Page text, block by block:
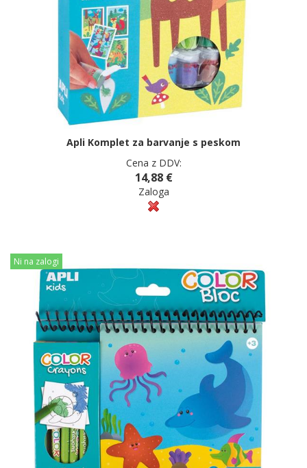
Apli Komplet za barvanje s peskom
Cena z DDV:
14,88 €
Zaloga
Ni na zalogi